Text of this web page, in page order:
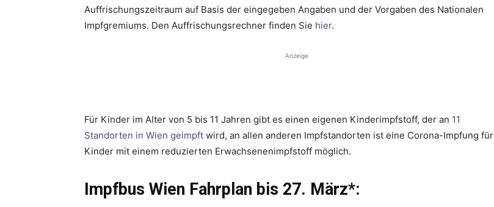
Auffrischungszeitraum auf Basis der eingegeben Angaben und der Vorgaben des Nationalen
Impfgremiums. Den Auffrischungsrechner finden Sie hier.
Anzeige
Für Kinder im Alter von 5 bis 11 Jahren gibt es einen eigenen Kinderimpfstoff, der an 11
Standorten in Wien geimpft wird, an allen anderen Impfstandorten ist eine Corona-Impfung für
Kinder mit einem reduzierten Erwachsenenimpfstoff möglich.
Impfbus Wien Fahrplan bis 27. März*: